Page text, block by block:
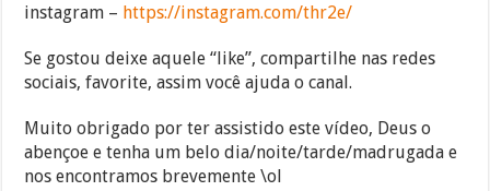
instagram – https://instagram.com/thr2e/
Se gostou deixe aquele “like”, compartilhe nas redes
sociais, favorite, assim você ajuda o canal.
Muito obrigado por ter assistido este vídeo, Deus o
abençoe e tenha um belo dia/noite/tarde/madrugada e
nos encontramos brevemente \ol